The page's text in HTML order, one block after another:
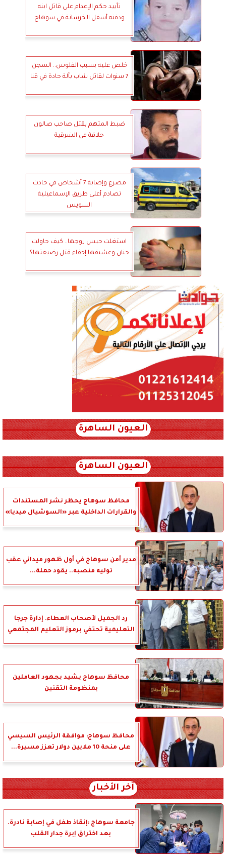
تأييد حكم الإعدام على قاتل ابنه
ودفنه أسفل الخرسانة في سوهاج
خلص عليه بسبب الفلوس.. السجن
7 سنوات لقاتل شاب بآلة حادة في قنا
ضبط المتهم بقتل صاحب صالون
حلاقة فى الشرقية
مصرع وإصابة 7 أشخاص في حادث
تصادم أعلى طريق الإسماعيلية
السويس
استغلت حبس زوجها.. كيف حاولت
حنان وعشيقها إخفاء قتل رضيعتها؟
العيون الساهرة
العيون الساهرة
محافظ سوهاج يحظر نشر المستندات
والقرارات الداخلية عبر «السوشيال ميديا»
مدير أمن سوهاج في أول ظهور ميداني عقب
توليه منصبه.. يقود حملة...
رد الجميل لأصحاب العطاء. إدارة جرجا
التعليمية تحتفي برموز التعليم المجتمعي
محافظ سوهاج يشيد بجهود العاملين
بمنظومة التقنين
محافظ سوهاج: موافقة الرئيس السيسي
على منحة 10 ملايين دولار تعزز مسيرة...
آخر الأخبار
جامعة سوهاج :إنقاذ طفل في إصابة نادرة.
بعد اختراق إبرة جدار القلب